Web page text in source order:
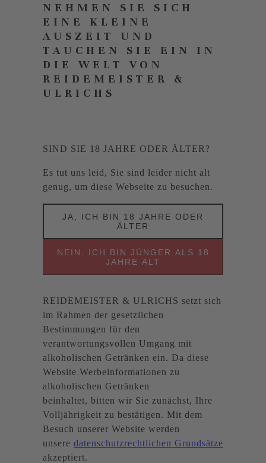
NEHMEN SIE SICH
EINE KLEINE
AUSZEIT UND
TAUCHEN SIE EIN IN
DIE WELT VON
REIDEMEISTER &
ULRICHS
SIND SIE 18 JAHRE ODER ÄLTER?
Es tut uns leid, Sie sind leider nicht alt
genug, um diese Webseite zu besuchen.
JA, ICH BIN 18 JAHRE ODER
ÄLTER
NEIN, ICH BIN JÜNGER ALS 18
JAHRE ALT
REIDEMEISTER & ULRICHS setzt sich
im Rahmen der gesetzlichen
Bestimmungen für den
verantwortungsvollen Umgang mit
alkoholischen Getränken ein. Da diese
Website Werbeinformationen zu
alkoholischen Getränken
beinhaltet, bitten wir Sie zunächst, Ihre
Volljährigkeit zu bestätigen. Mit dem
Besuch unserer Website werden
unsere datenschutzrechtlichen Grundsätze
akzeptiert.